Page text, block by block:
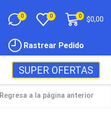
0 0 0 $0,00
Rastrear Pedido
SUPER OFERTAS
Regresa a la página anterior